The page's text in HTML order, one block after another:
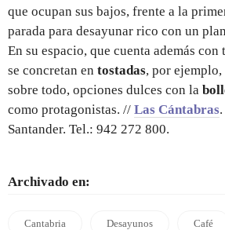
que ocupan sus bajos, frente a la
parada para desayunar rico con un
En su espacio, que cuenta además con
se concretan en tostadas, por ejemplo,
sobre todo, opciones dulces con la
como protagonistas. // Las Cántabras
Santander. Tel.: 942 272 800.
Archivado en:
Cantabria Desayunos Café